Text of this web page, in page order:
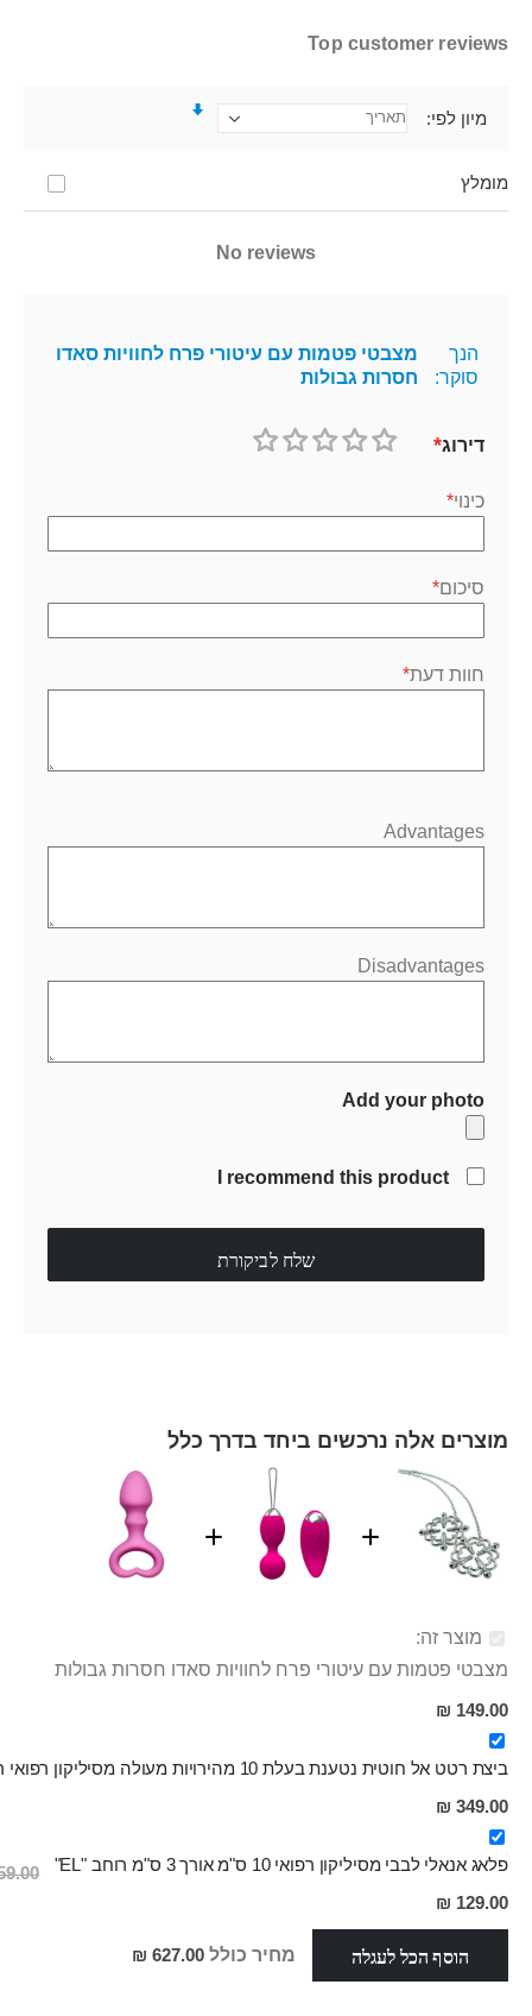
Top customer reviews
מומלץ
מיון לפי
No reviews
הנך
סוקר:
מצבטי פטמות עם עיטורי פרח לחוויות סאדו
חסרות גבולות
דירוג
כינוי
סיכום
חוות דעת
Advantages
Disadvantages
Add your photo
I recommend this product
שלח לביקורת
מוצרים אלה נרכשים ביחד בדרך כלל
מוצר זה:
מצבטי פטמות עם עיטורי פרח לחוויות סאדו חסרות גבולות
149.00 ₪
ביצת רטט אל חוטית נטענת בעלת 10 מהירויות מעולה מסיליקון רפואי רך ונעים במיוחד עם שלט אלחוטי נטען שהוא גם ויברטור לדגדגן "Blaze"
מחיר
מבצע
349.00 ₪
פלאג אנאלי לבבי מסיליקון רפואי 10 ס"מ אורך 3 ס"מ רוחב "EL" ₪
מחיר
מבצע
129.00 ₪
הוסף הכל לעגלה מחיר כולל 627.00 ₪